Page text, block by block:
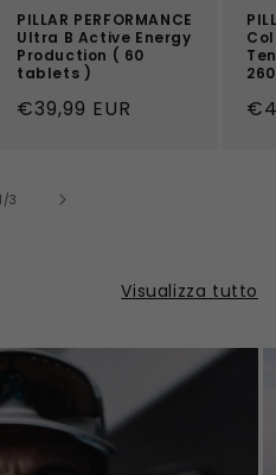
PILLAR PERFORMANCE
Ultra B Active Energy
Production ( 60
tablets )
Prezzo
€39,99 EUR
1 /
su3
Visualizza tutto